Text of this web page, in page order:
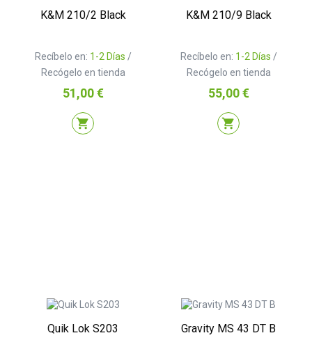
K&M 210/2 Black
Recíbelo en: 1-2 Días /
Recógelo en tienda
Precio
51,00 €
shopping_cart
K&M 210/9 Black
Recíbelo en: 1-2 Días /
Recógelo en tienda
Precio
55,00 €
shopping_cart
Quik Lok S203 Gravity MS 43 DT B